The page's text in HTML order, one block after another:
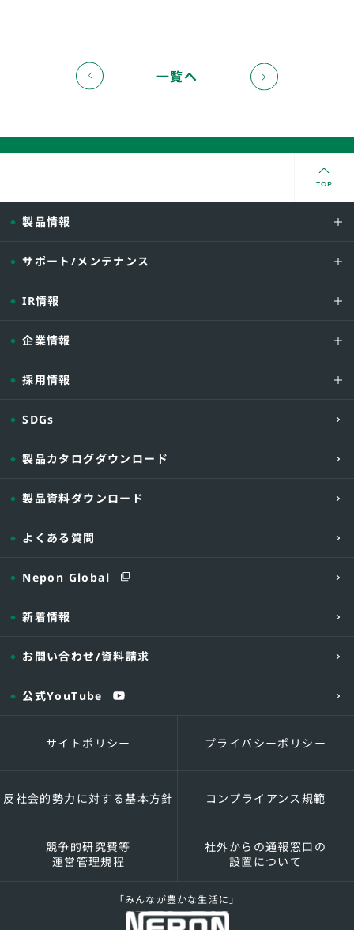
一覧へ
TOP
製品情報
サポート/メンテナンス
IR情報
企業情報
採用情報
SDGs
製品カタログダウンロード
製品資料ダウンロード
よくある質問
Nepon Global
新着情報
お問い合わせ/資料請求
公式YouTube
サイトポリシー プライバシーポリシー
反社会的勢力に対する基本方針 コンプライアンス規範
競争的研究費等
運営管理規程
社外からの通報窓口の
設置について
「みんなが豊かな生活に」